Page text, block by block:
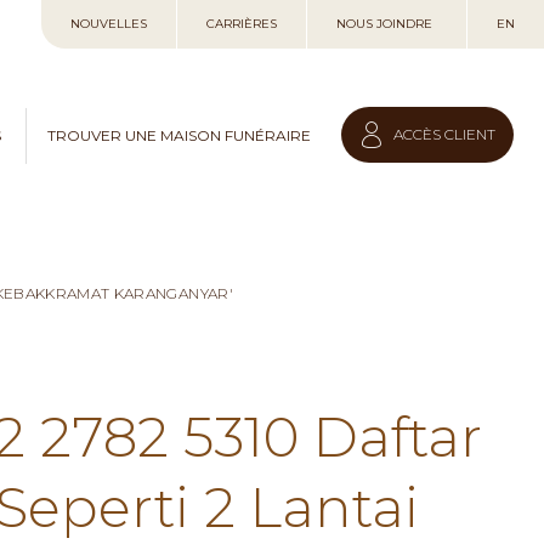
au
NOUVELLES CARRIÈRES NOUS JOINDRE EN
TROUVER UNE MAISON FUNÉRAIRE ACCÈS CLIENT
KARANGANYAR'
2782 5310 Daftar
2 Lantai